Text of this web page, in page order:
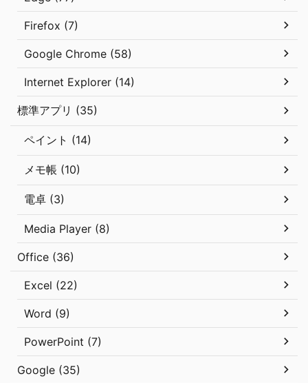
Firefox (7)
Google Chrome (58)
Internet Explorer (14)
標準アプリ (35)
ペイント (14)
メモ帳 (10)
電卓 (3)
Media Player (8)
Office (36)
Excel (22)
Word (9)
PowerPoint (7)
Google (35)